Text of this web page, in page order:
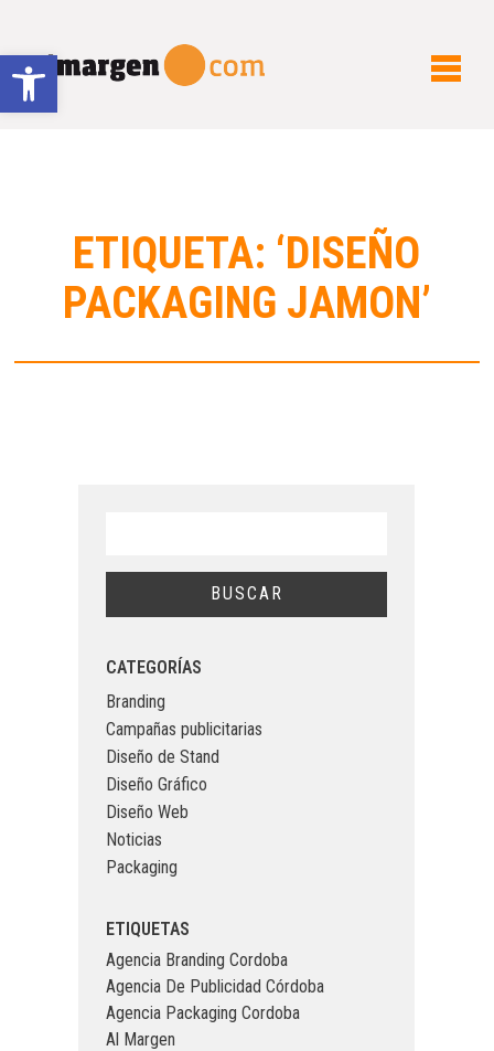
Abrir barra de herramientas
ETIQUETA: ‘DISEÑO
PACKAGING JAMON’
CATEGORÍAS
Branding
Campañas publicitarias
Diseño de Stand
Diseño Gráfico
Diseño Web
Noticias
Packaging
ETIQUETAS
Agencia Branding Cordoba
Agencia De Publicidad Córdoba
Agencia Packaging Cordoba
Al Margen